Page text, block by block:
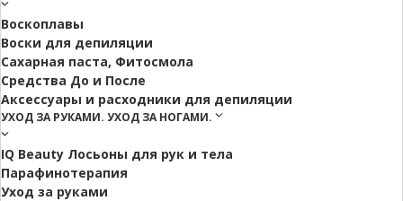
Воскоплавы
Воски для депиляции
Сахарная паста, Фитосмола
Средства До и После
Аксессуары и расходники для депиляции
УХОД ЗА РУКАМИ. УХОД ЗА НОГАМИ.
IQ Beauty Лосьоны для рук и тела
Парафинотерапия
Уход за руками